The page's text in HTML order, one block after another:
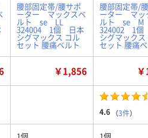
腰部固定帯/腰サポ
ーター マックスベ
ルト se LL
324004 1個 日本
シグマックス コル
セット 腰痛ベルト
腰部固定帯/
ーター マッ
ルト se
324002 1
シグマックス
セット 腰痛
￥1,856
4.6 （3件）